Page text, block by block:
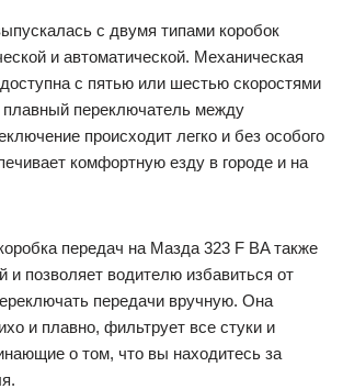
с двумя типами коробок
и автоматической. Механическая
с пятью или шестью скоростями
плавный переключатель между
происходит легко и без особого
комфортную езду в городе и на
передач на Мазда 323 F BA также
и позволяет водителю избавиться от
передачи вручную. Она
и плавно, фильтрует все стуки и
о том, что вы находитесь за